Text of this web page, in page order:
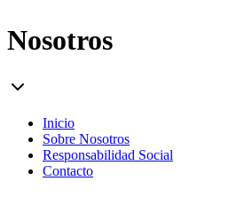
Nosotros
Inicio
Sobre Nosotros
Responsabilidad Social
Contacto